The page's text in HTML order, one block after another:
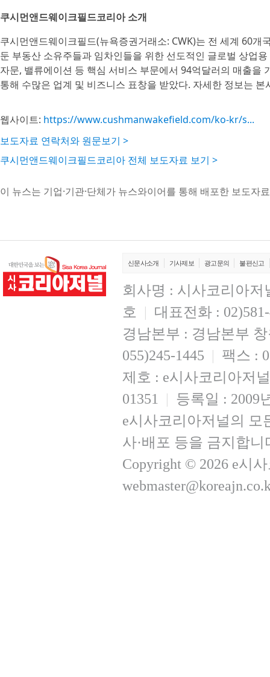
쿠시먼앤드웨이크필드코리아 소개
쿠시먼앤드웨이크필드(뉴욕증권거래소: CWK)는 전 세계 60
둔 부동산 소유주들과 임차인들을 위한 선도적인 글로벌 상업
자문, 밸류에이션 등 핵심 서비스 부문에서 94억달러의 매출을
통해 수많은 업계 및 비즈니스 표창을 받았다. 자세한 정보는
웹사이트: https://www.cushmanwakefield.com/ko-kr/s...
보도자료 연락처와 원문보기 >
쿠시먼앤드웨이크필드코리아 전체 보도자료 보기 >
이 뉴스는 기업·기관·단체가 뉴스와이어를 통해 배포한 보도자